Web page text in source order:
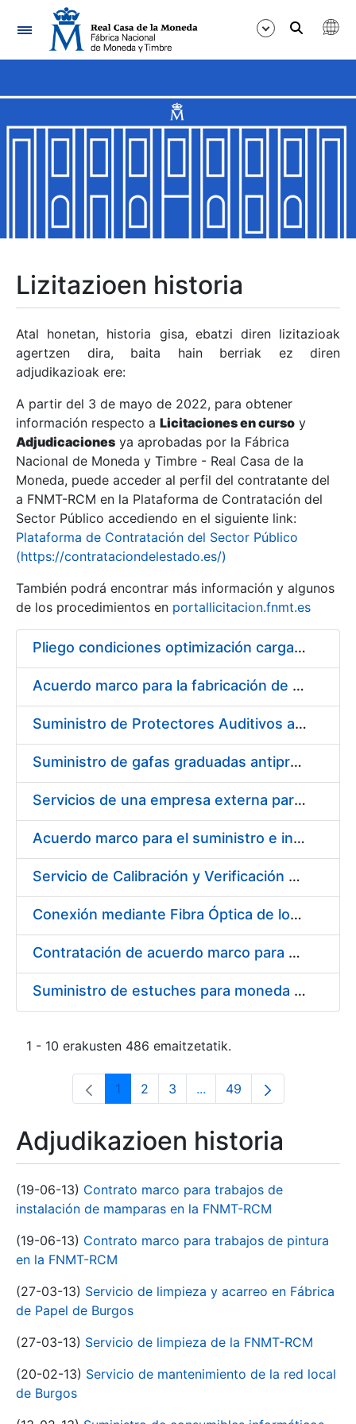
Nabigazioa
Erakutsi/Ezkutatu
Erakutsi/Ezkutatu
Erakutsi/Ezkutatu
Erakutsi/Ezkutatu
Erakutsi/Ezkutatu
Erakutsi/Ezkutatu
Erakutsi/Ezkutatu
Erakutsi/Ezkutatu
Lizitazioen historia
Atal honetan, historia gisa, ebatzi diren lizitazioak
agertzen dira, baita hain berriak ez diren
adjudikazioak ere:
A partir del 3 de mayo de 2022, para obtener
información respecto a Licitaciones en curso y
Adjudicaciones ya aprobadas por la Fábrica
Nacional de Moneda y Timbre - Real Casa de la
Moneda, puede acceder al perfil del contratante del
a FNMT-RCM en la Plataforma de Contratación del
Sector Público accediendo en el siguiente link:
Plataforma de Contratación del Sector Público
(https://contrataciondelestado.es/)
También podrá encontrar más información y algunos
de los procedimientos en portallicitacion.fnmt.es
Pliego condiciones optimización cargas compras firmado
Acuerdo marco para la fabricación de piezas
Suministro de Protectores Auditivos a medida para las personas trabajadoras de los Centros de Trabajo de Madrid y Burgos
Suministro de gafas graduadas antiproyecciones para los trabajadores de la FNMT-RCM en los centros de trabajo de Madrid y Burgos
Servicios de una empresa externa para el asesoramiento y resolución de los recursos de alzada que se presentan relacionados con procesos de selección para la FNMT-RCM
Acuerdo marco para el suministro e instalación de persianas, estores y otros complementos
Servicio de Calibración y Verificación Externa de los Equipos de Medición del Servicio de Prevención de la FNMT-RCM
Conexión mediante Fibra Óptica de los Centros de Proceso de Datos (CPDs) de las sedes de la FNMT-RCM de Burgos y Madrid
Contratación de acuerdo marco para el Suministro de Material de Electricidad para la Fábrica Nacional de Moneda y Timbre-Real Casa de la Moneda en su centro de trabajo de Burgos
Suministro de estuches para moneda de 30 €
1 - 10 erakusten 486 emaitzetatik.
Orrialdea
1 Orrialdea
2 Orrialdea
3 ...Intermediate Pages Use
Orrialdea
49
Adjudikazioen historia
(19-06-13) Contrato marco para trabajos de
instalación de mamparas en la FNMT-RCM
(19-06-13) Contrato marco para trabajos de pintura
en la FNMT-RCM
(27-03-13) Servicio de limpieza y acarreo en Fábrica
de Papel de Burgos
(27-03-13) Servicio de limpieza de la FNMT-RCM
(20-02-13) Servicio de mantenimiento de la red local
de Burgos